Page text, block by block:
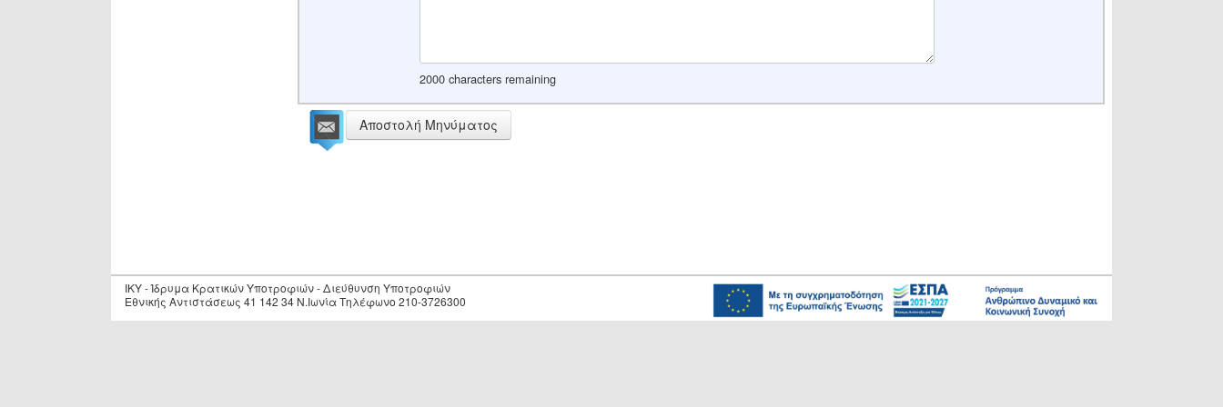
2000 characters remaining
Αποστολή Μηνύματος
IKY - Ίδρυμα Κρατικών Υποτροφιών - Διεύθυνση Υποτροφιών
Εθνικής Αντιστάσεως 41 142 34 Ν.Ιωνία Τηλέφωνο 210-3726300